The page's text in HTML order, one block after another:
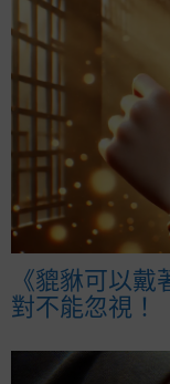
《貔貅可以
對不能忽視！